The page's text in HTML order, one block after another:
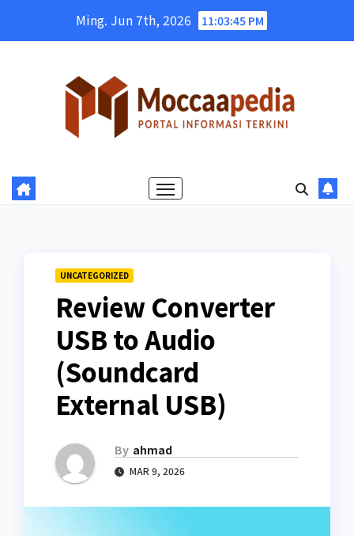
Ming. Jun 7th, 2026 11:03:46 PM
UNCATEGORIZED
Review Converter
USB to Audio
(Soundcard
External USB)
By ahmad
MAR 9, 2026